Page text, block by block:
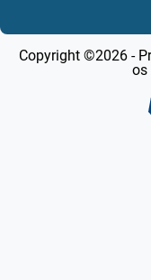
Copyright ©2026 -
os